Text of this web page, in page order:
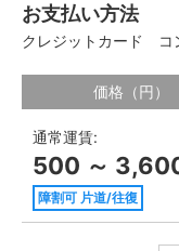
お支払い方法
クレジットカード コ
価格（円）
通常運賃:
500 ～
障割可 片道/往復